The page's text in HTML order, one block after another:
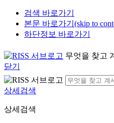
검색 바로가기
본문 바로가기(skip to
하단정보 바로가기
무엇을 찾고
닫기
상세검색
상세검색